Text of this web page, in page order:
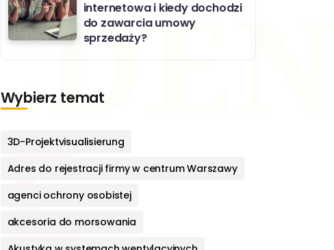
internetowa i kiedy dochodzi
do zawarcia umowy
sprzedaży?
Wybierz temat
3D-Projektvisualisierung
Adres do rejestracji firmy w centrum Warszawy
agenci ochrony osobistej
akcesoria do morsowania